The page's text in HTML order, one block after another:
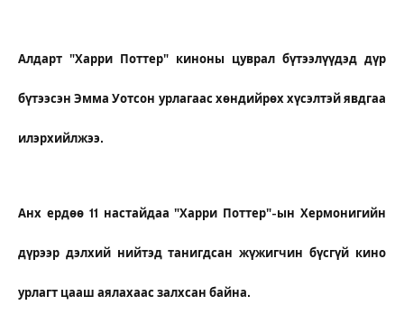
Алдарт "Харри Поттер" киноны цуврал бүтээлүүдэд дүр
бүтээсэн Эмма Уотсон урлагаас хөндийрөх хүсэлтэй явдгаа
илэрхийлжээ.
Анх ердөө 11 настайдаа "Харри Поттер"-ын Хермонигийн
дүрээр дэлхий нийтэд танигдсан жүжигчин бүсгүй кино
урлагт цааш аялахаас залхсан байна.